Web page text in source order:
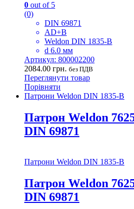
0 out of 5
(0)
DIN 69871
AD+B
Weldon DIN 1835-B
d 6.0 мм
Артикул: 800002200
2084.00 грн. без ПДВ
Переглянути товар
Порівняти
Патрони Weldon DIN 1835-B
Патрон Weldon
DIN 69871
Патрони Weldon DIN 1835-B
Патрон Weldon
DIN 69871